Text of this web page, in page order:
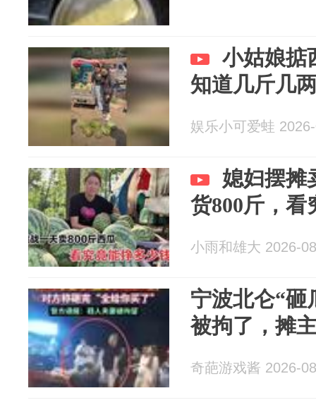
小姑娘掂
知道几斤几
娱乐小可爱蛙
媳妇摆摊
货800斤，看
小雨和雄大 2026-
宁波北仑“砸
被拘了，摊
奇葩游戏酱 2026-